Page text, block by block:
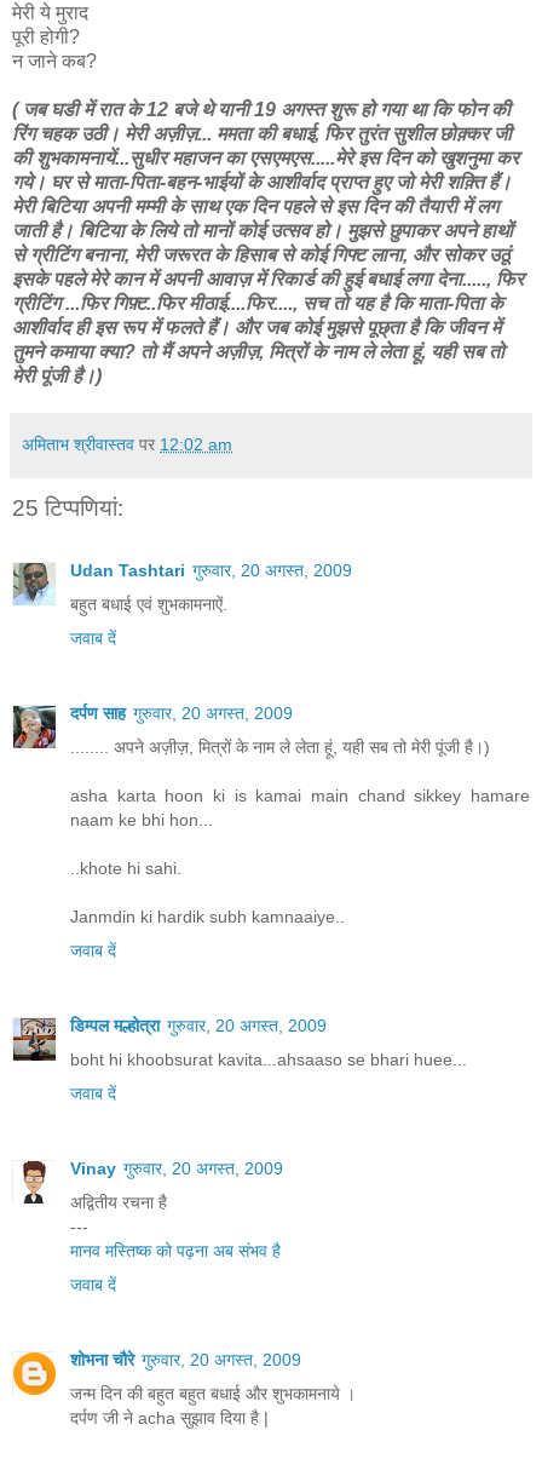
मेरी ये मुराद
पूरी होगी?
न जाने कब?
( जब घडी में रात के 12 बजे थे यानी 19 अगस्त शुरू हो गया था कि फोन की
रिंग चहक उठी। मेरी अज़ीज़... ममता की बधाई, फिर तुरंत सुशील छोक़्कर जी
की शुभकामनायें...सुधीर महाजन का एसएमएस.....मेरे इस दिन को खुशनुमा कर
गये। घर से माता-पिता-बहन-भाईयों के आशीर्वाद प्राप्त हुए जो मेरी शक़्ति हैं।
मेरी बिटिया अपनी मम्मी के साथ एक दिन पहले से इस दिन की तैयारी में लग
जाती है। बिटिया के लिये तो मानों कोई उत्सव हो। मुझसे छुपाकर अपने हाथों
से ग्रीटिंग बनाना, मेरी जरूरत के हिसाब से कोई गिफ्ट लाना, और सोकर उठूं
इसके पहले मेरे कान में अपनी आवाज़ में रिकार्ड की हुई बधाई लगा देना....., फिर
ग्रीटिंग ...फिर गिफ़्ट..फिर मीठाई....फिर...., सच तो यह है कि माता-पिता के
आशीर्वाद ही इस रूप में फलते हैं। और जब कोई मुझसे पूछ्ता है कि जीवन में
तुमने कमाया क्या? तो मैं अपने अज़ीज़, मित्रों के नाम ले लेता हूं, यही सब तो
मेरी पूंजी है।)
अमिताभ श्रीवास्तव पर 12:02 am
25 टिप्‍पणियां:
Udan Tashtari गुरुवार, 20 अगस्त, 2009
बहुत बधाई एवं शुभकामनाऐं.
जवाब दें
दर्पण साह गुरुवार, 20 अगस्त, 2009
........ अपने अज़ीज़, मित्रों के नाम ले लेता हूं, यही सब तो मेरी पूंजी है।)
asha karta hoon ki is kamai main chand sikkey hamare
naam ke bhi hon...
..khote hi sahi.
Janmdin ki hardik subh kamnaaiye..
जवाब दें
डिम्पल मल्होत्रा गुरुवार, 20 अगस्त, 2009
boht hi khoobsurat kavita...ahsaaso se bhari huee...
जवाब दें
Vinay गुरुवार, 20 अगस्त, 2009
अद्वितीय रचना है
---
मानव मस्तिष्क को पढ़ना अब संभव है
जवाब दें
शोभना चौरे गुरुवार, 20 अगस्त, 2009
जन्म दिन की बहुत बहुत बधाई और शुभकामनाये ।
दर्पण जी ने acha सुझाव दिया है |